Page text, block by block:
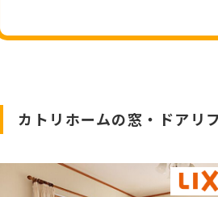
カトリホームの窓・ドアリ